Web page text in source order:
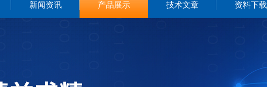
新闻资讯 产品展示 技术文章 资料下载